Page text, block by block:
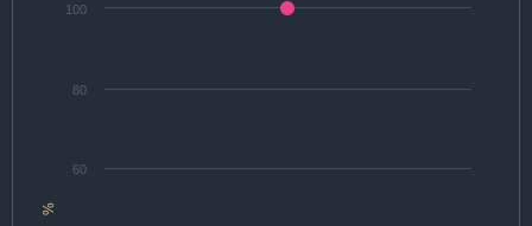
%
60
80
100